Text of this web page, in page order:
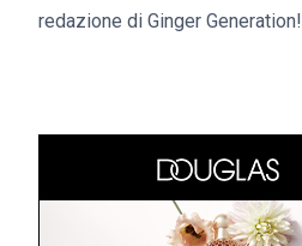
redazione di Ginger Generation!